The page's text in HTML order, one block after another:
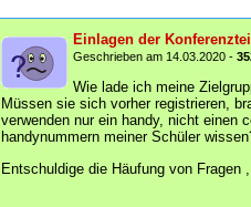
Einlagen der
Geschrieben am 14.03.2020 -
Wie lade ich meine
Müssen sie sich vorher registrieren,
verwenden nur ein handy, nicht einen
handynummern meiner Schüler
Entschuldige die Häufung von Fragen